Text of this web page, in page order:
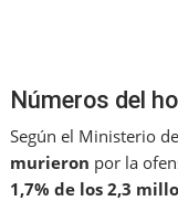
Números del
Según el Ministerio
murieron por la
1,7% de los 2,3